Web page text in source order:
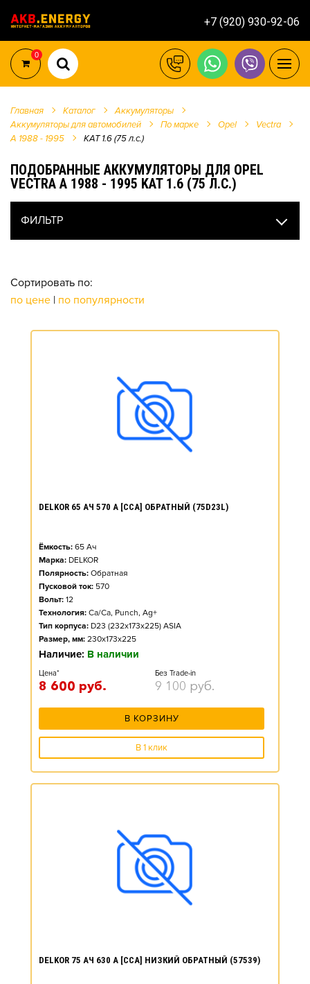
+7 (920) 930-92-06
0
Главная Каталог
Аккумуляторы
Аккумуляторы для автомобилей
По марке Opel
Vectra
A 1988 - 1995
KAT 1.6 (75 л.с.)
ПОДОБРАННЫЕ АККУМУЛЯТОРЫ ДЛЯ OPEL
VECTRA A 1988 - 1995 KAT 1.6 (75 Л.С.)
ФИЛЬТР
Сортировать по:
по цене | по популярности
DELKOR 65 АЧ 570 А [CCA] ОБРАТНЫЙ (75D23L)
Ёмкость: 65 Ач
Марка: DELKOR
Полярность: Обратная
Пусковой ток: 570
Вольт: 12
Технология: Ca/Ca, Punch, Ag+
Тип корпуса: D23 (232x173x225) ASIA
Размер, мм: 230x173x225
Наличие: В наличии
Цена*
8 600 руб.
Без Trade-in
9 100 руб.
В КОРЗИНУ
В 1 клик
DELKOR 75 АЧ 630 А [CCA] НИЗКИЙ ОБРАТНЫЙ (57539)